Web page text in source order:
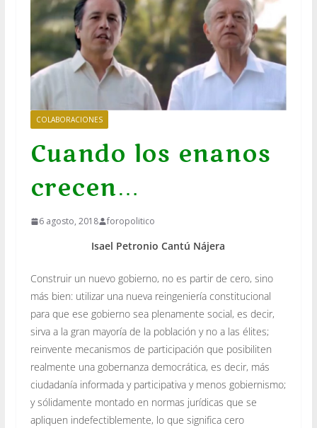
COLABORACIONES
Cuando los enanos
crecen…
6 agosto, 2018 foropolitico
Isael Petronio Cantú Nájera
Construir un nuevo gobierno, no es partir de cero, sino
más bien: utilizar una nueva reingeniería constitucional
para que ese gobierno sea plenamente social, es decir,
sirva a la gran mayoría de la población y no a las élites;
reinvente mecanismos de participación que posibiliten
realmente una gobernanza democrática, es decir, más
ciudadanía informada y participativa y menos gobiernismo;
y sólidamente montado en normas jurídicas que se
apliquen indefectiblemente, lo que significa cero